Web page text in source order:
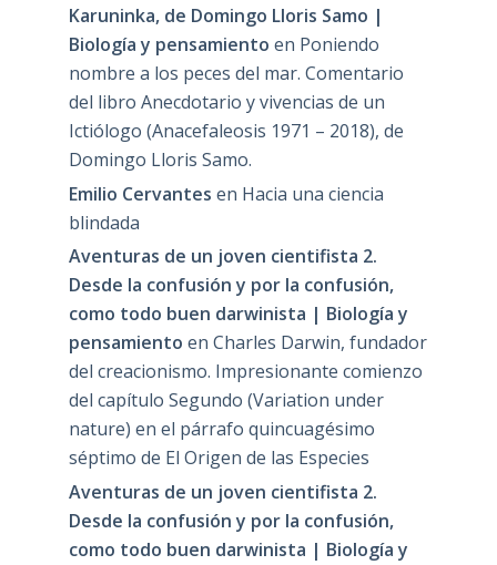
Karuninka, de Domingo Lloris Samo |
Biología y pensamiento en Poniendo
nombre a los peces del mar. Comentario
del libro Anecdotario y vivencias de un
Ictiólogo (Anacefaleosis 1971 – 2018), de
Domingo Lloris Samo.
Emilio Cervantes en Hacia una ciencia
blindada
Aventuras de un joven cientifista 2.
Desde la confusión y por la confusión,
como todo buen darwinista | Biología y
pensamiento en Charles Darwin, fundador
del creacionismo. Impresionante comienzo
del capítulo Segundo (Variation under
nature) en el párrafo quincuagésimo
séptimo de El Origen de las Especies
Aventuras de un joven cientifista 2.
Desde la confusión y por la confusión,
como todo buen darwinista | Biología y